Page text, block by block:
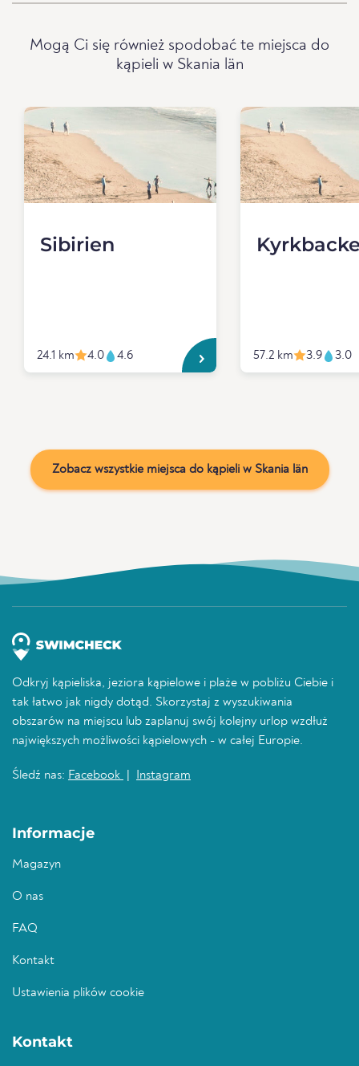
Mogą Ci się również spodobać te miejsca do
kąpieli w Skania län
Sibirien
24.1 km 4.0 4.6 57.2 km 3.9 3.0
Zobacz wszystkie miejsca do kąpieli w Skania län
Odkryj kąpieliska, jeziora kąpielowe i plaże w pobliżu Ciebie i
tak łatwo jak nigdy dotąd. Skorzystaj z wyszukiwania
obszarów na miejscu lub zaplanuj swój kolejny urlop wzdłuż
największych możliwości kąpielowych - w całej Europie.
Śledź nas: Facebook Instagram
Informacje
Magazyn
O nas
FAQ
Kontakt
Ustawienia plików cookie
Kontakt